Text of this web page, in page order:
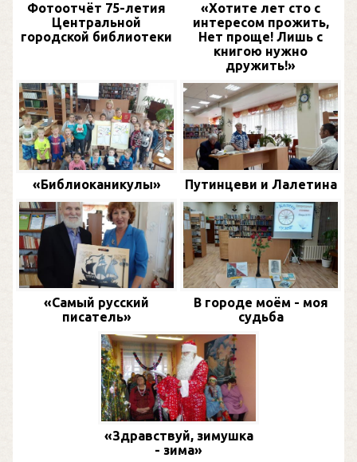
Фотоотчёт 75-летия
Центральной
городской библиотеки
«Хотите лет сто с
интересом прожить,
Нет проще! Лишь с
книгою нужно
дружить!»
«Библиоканикулы» Путинцеви и Лалетина
«Самый русский
писатель»
В городе моём - моя
судьба
«Здравствуй, зимушка
- зима»